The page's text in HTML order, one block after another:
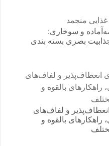
و سوخاری:
بصری بسته بندی
و لفاف‌های
راهکارهای بالقوه و